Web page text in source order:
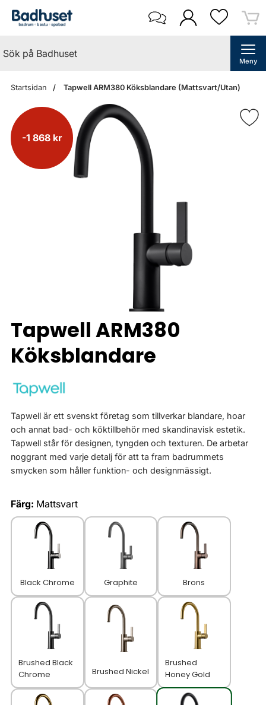
Meny
Startsidan Tapwell ARM380 Köksblandare (Mattsvart/Utan)
-1 868 kr
Tapwell ARM380
Köksblandare
Tapwell är ett svenskt företag som tillverkar blandare, hoar
och annat bad- och köktillbehör med skandinavisk estetik.
Tapwell står för designen, tyngden och texturen. De arbetar
noggrant med varje detalj för att ta fram badrummets
smycken som håller funktion- och designmässigt.
Färg: Mattsvart
Black Chrome Graphite Brons
Brushed Black
Chrome
Brushed Nickel
Brushed
Honey Gold